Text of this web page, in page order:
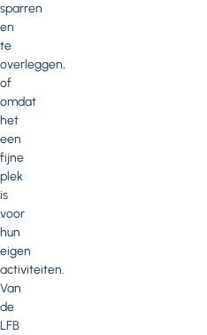
sparren
en
te
overleggen,
of
omdat
het
een
fijne
plek
is
voor
hun
eigen
activiteiten.
Van
de
LFB